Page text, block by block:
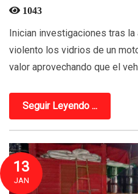
1043
Inician investigaciones tras
violento los vidrios de un
valor aprovechando que el
Seguir Leyendo ...
13
JAN